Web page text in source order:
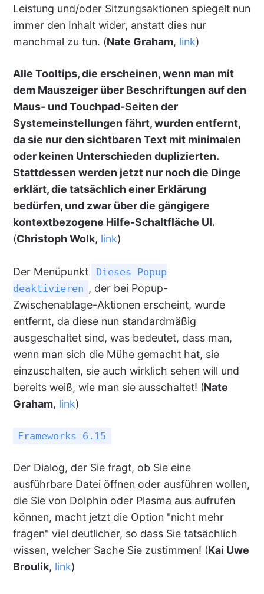
Leistung und/oder Sitzungsaktionen spiegelt nun
immer den Inhalt wider, anstatt dies nur
manchmal zu tun. (Nate Graham, link)
Alle Tooltips, die erscheinen, wenn man mit
dem Mauszeiger über Beschriftungen auf den
Maus- und Touchpad-Seiten der
Systemeinstellungen fährt, wurden entfernt,
da sie nur den sichtbaren Text mit minimalen
oder keinen Unterschieden duplizierten.
Stattdessen werden jetzt nur noch die Dinge
erklärt, die tatsächlich einer Erklärung
bedürfen, und zwar über die gängigere
kontextbezogene Hilfe-Schaltfläche UI.
(Christoph Wolk, link)
Der Menüpunkt
Dieses Popup
deaktivieren , der bei Popup-
Zwischenablage-Aktionen erscheint, wurde
entfernt, da diese nun standardmäßig
ausgeschaltet sind, was bedeutet, dass man,
wenn man sich die Mühe gemacht hat, sie
einzuschalten, sie auch wirklich sehen will und
bereits weiß, wie man sie ausschaltet! (Nate
Graham, link)
Frameworks 6.15
Der Dialog, der Sie fragt, ob Sie eine
ausführbare Datei öffnen oder ausführen wollen,
die Sie von Dolphin oder Plasma aus aufrufen
können, macht jetzt die Option "nicht mehr
fragen" viel deutlicher, so dass Sie tatsächlich
wissen, welcher Sache Sie zustimmen! (Kai Uwe
Broulik, link)